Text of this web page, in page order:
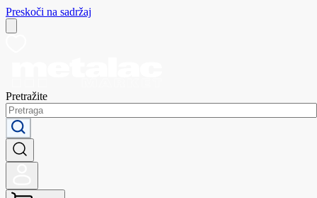
Preskoči na sadržaj
Pretražite